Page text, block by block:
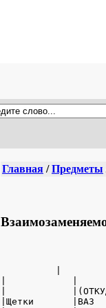
Главная /Предметы
|
|Щетки       |ВАЗ